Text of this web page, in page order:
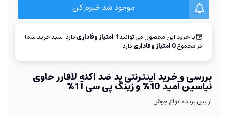
بررسی و خرید اینترنتی پد ضد آکنه لافارر حاوی
نیاسین آمید 10% و زینک پی سی آ 1%
از بین برنده انواع جوش
موجود شد خبرم کن
با خرید این محصول می توانید1امتیاز وفاداریدارد. سبد خرید شما
در مجموع0امتیاز وفاداریدارد.